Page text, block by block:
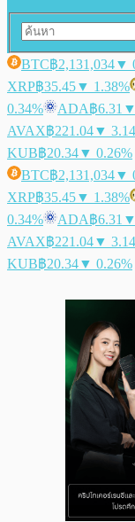
BTC฿2,131,034▼
XRP฿35.45▼ 1.38%
0.34%
ADA฿6.31
AVAX฿221.04▼
KUB฿20.34▼ 0.26%
BTC฿2,131,034▼
XRP฿35.45▼ 1.38%
0.34%
ADA฿6.31
AVAX฿221.04▼
KUB฿20.34▼ 0.26%